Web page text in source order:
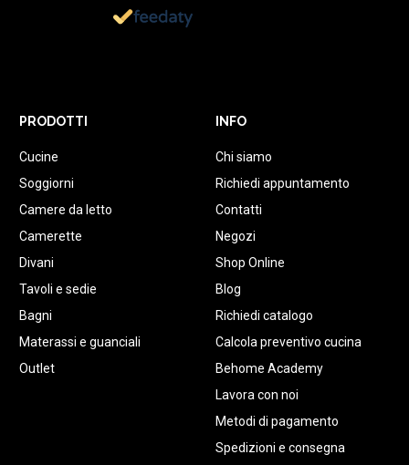
PRODOTTI
Cucine
Soggiorni
Camere da letto
Camerette
Divani
Tavoli e sedie
Bagni
Materassi e guanciali
Outlet
INFO
Chi siamo
Richiedi appuntamento
Contatti
Negozi
Shop Online
Blog
Richiedi catalogo
Calcola preventivo cucina
Behome Academy
Lavora con noi
Metodi di pagamento
Spedizioni e consegna